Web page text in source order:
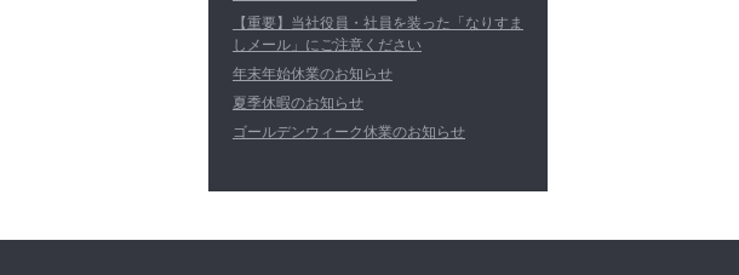
【重要】当社役員・社員を装った「なりすま
しメール」にご注意ください
年末年始休業のお知らせ
夏季休暇のお知らせ
ゴールデンウィーク休業のお知らせ